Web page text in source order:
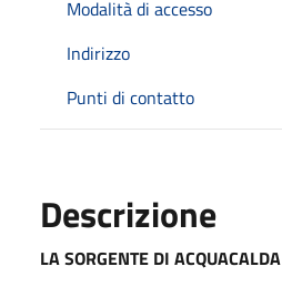
Modalità di accesso
Indirizzo
Punti di contatto
Descrizione
LA SORGENTE DI ACQUACALDA